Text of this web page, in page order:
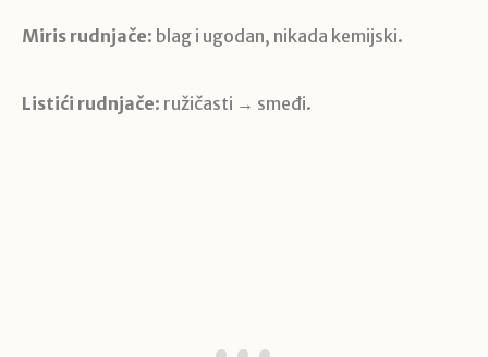
Miris rudnjače: blag i ugodan, nikada kemijski.
Listići rudnjače: ružičasti → smeđi.